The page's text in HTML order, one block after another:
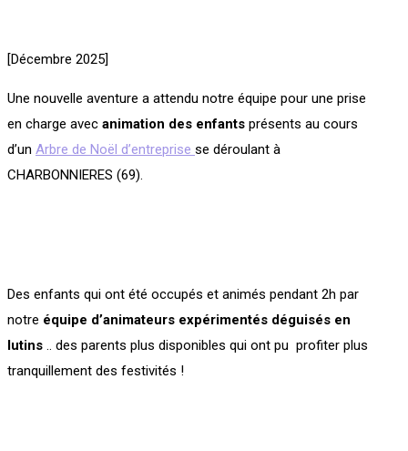
[Décembre 2025]
Une nouvelle aventure a attendu notre équipe pour une prise
en charge avec animation des enfants présents au cours
d’un Arbre de Noël d’entreprise se déroulant à
CHARBONNIERES (69).
Des enfants qui ont été occupés et animés pendant 2h par
notre équipe d’animateurs expérimentés déguisés en
lutins .. des parents plus disponibles qui ont pu profiter plus
tranquillement des festivités !